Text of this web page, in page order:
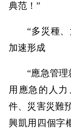
典范！”
“多災種
加速形成
“應急管
用應急的人
件、災害災難
興凱用四個字